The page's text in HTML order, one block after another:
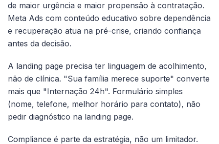
de maior urgência e maior propensão à contratação.
Meta Ads com conteúdo educativo sobre dependência
e recuperação atua na pré-crise, criando confiança
antes da decisão.
A landing page precisa ter linguagem de acolhimento,
não de clínica. "Sua família merece suporte" converte
mais que "Internação 24h". Formulário simples
(nome, telefone, melhor horário para contato), não
pedir diagnóstico na landing page.
Compliance é parte da estratégia, não um limitador.